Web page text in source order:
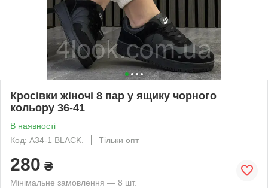
Кросівки жіночі 8 пар у ящику чорного
кольору 36-41
В наявності
Код: A34-1 BLACK.
Тільки опт
280 ₴
Мінімальне замовлення — 8 шт.